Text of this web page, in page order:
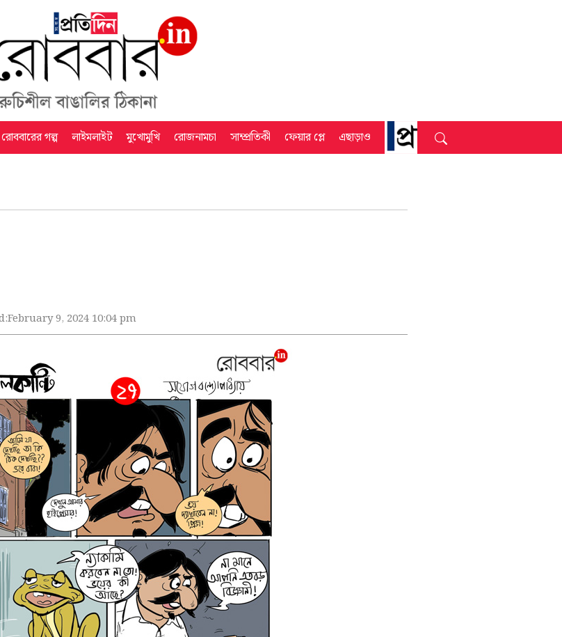
রোববারের গল্প লাইমলাইট মুখোমুখি রোজনামচা সাম্প্রতিকী ফেয়ার প্লে এছাড়াও
February 9, 2024 10:04 pm